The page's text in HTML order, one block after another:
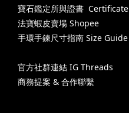
寶石鑑定所與證書 Certificate
法寶蝦皮賣場 Shopee
手環手鍊尺寸指南 Size Guide
官方社群連結 IG Threads
商務提案 & 合作聯繫